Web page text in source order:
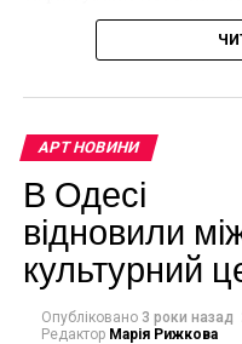
наслідки
будинків.
могли
назад, ми
зробили”.
АРТ НОВИНИ
В Одесі
відновили
культурний
Опубліковано 3 роки назад
Редактор Марія Рижкова